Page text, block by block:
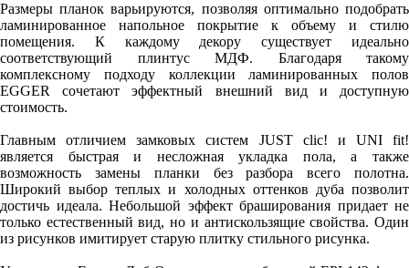
Размеры планок варьируются, позволяя оптимально подобрать
ламинированное напольное покрытие к объему и стилю
помещения. К каждому декору существует идеально
соответствующий плинтус МДФ. Благодаря такому
комплексному подходу коллекции ламинированных полов
EGGER сочетают эффектный внешний вид и доступную
стоимость.
Главным отличием замковых систем JUST clic! и UNI fit!
является быстрая и несложная укладка пола, а также
возможность замены планки без разбора всего полотна.
Широкий выбор теплых и холодных оттенков дуба позволит
достичь идеала. Небольшой эффект браширования придает не
только естественный вид, но и антискользящие свойства. Один
из рисунков имитирует старую плитку стильного рисунка.